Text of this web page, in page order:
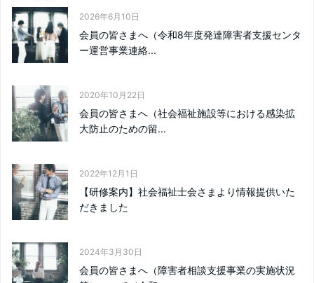
2026年6月10日
会員の皆さまへ（令和8年度発達障害者支援センタ
ー運営事業連絡...
2020年10月22日
会員の皆さまへ（社会福祉施設等における感染拡
大防止のための留...
2022年12月1日
【研修案内】社会福祉士会さまより情報提供いた
だきました
2024年3月30日
会員の皆さまへ（障害者相談支援事業の実施状況